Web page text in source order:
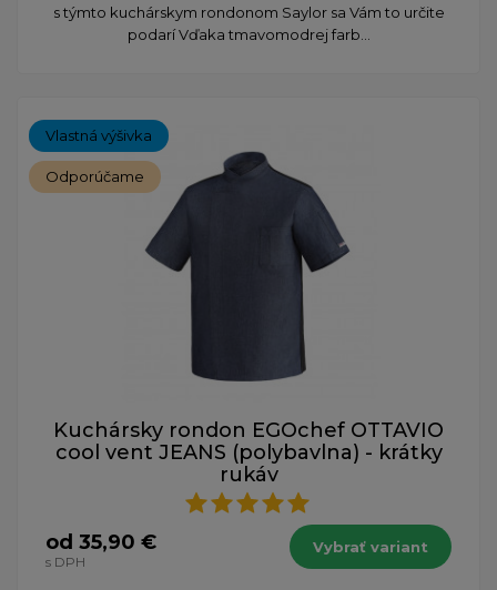
s týmto kuchárskym rondonom Saylor sa Vám to určite
podarí Vďaka tmavomodrej farb...
Vlastná výšivka
Odporúčame
Kuchársky rondon EGOchef OTTAVIO
cool vent JEANS (polybavlna) - krátky
rukáv
od 35,90 €
s DPH
Vybrať variant